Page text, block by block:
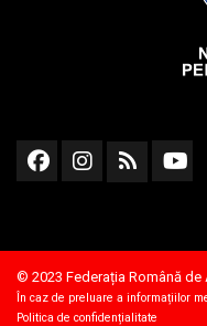
© 2023 Federația Română
În caz de preluare a informațiilor
Politica de confidențialitate